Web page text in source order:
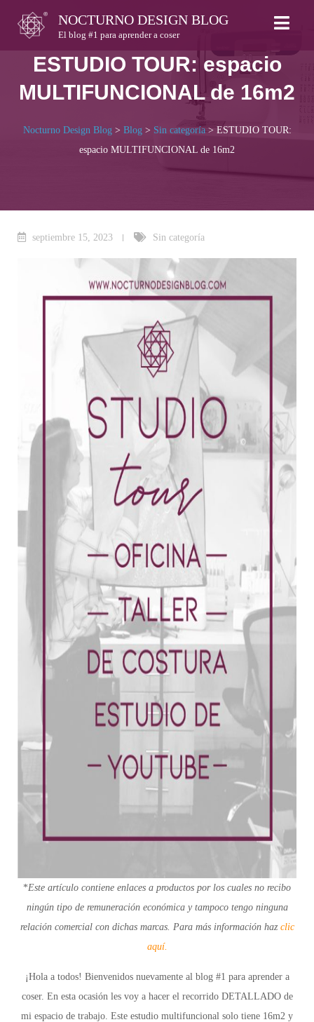
content
NOCTURNO DESIGN BLOG
El blog #1 para aprender a coser
ESTUDIO TOUR: espacio
MULTIFUNCIONAL de 16m2
Nocturno Design Blog> Blog> Sin categoría> ESTUDIO TOUR:
espacio MULTIFUNCIONAL de 16m2
septiembre 15, 2023 Sin categoría
*Este artículo contiene enlaces a productos por los cuales no recibo
ningún tipo de remuneración económica y tampoco tengo ninguna
relación comercial con dichas marcas. Para más información haz clic
aquí.
¡Hola a todos! Bienvenidos nuevamente al blog #1 para aprender a
coser. En esta ocasión les voy a hacer el recorrido DETALLADO de
mi espacio de trabajo. Este estudio multifuncional solo tiene 16m2 y